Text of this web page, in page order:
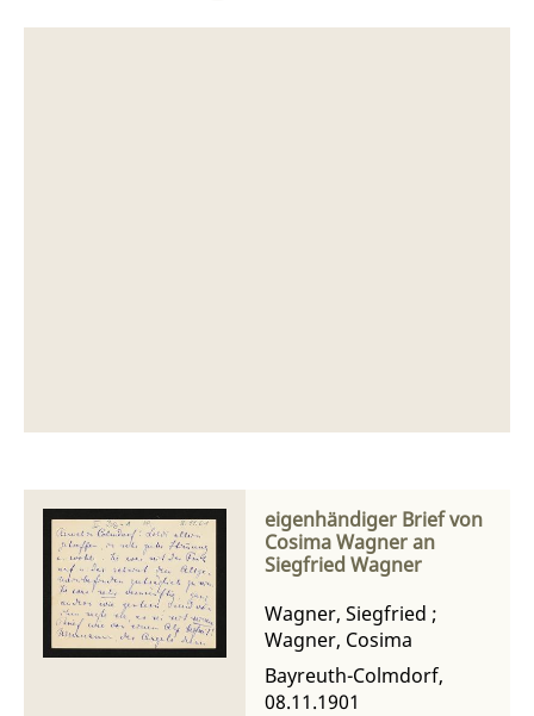
eigenhändiger Brief von
Cosima Wagner an
Siegfried Wagner
Wagner, Siegfried ;
Wagner, Cosima
Bayreuth-Colmdorf,
08.11.1901